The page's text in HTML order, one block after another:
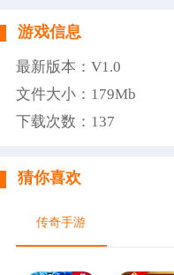
游戏信息
最新版本：V1.0
文件大小：179Mb
下载次数： 137
猜你喜欢
传奇手游